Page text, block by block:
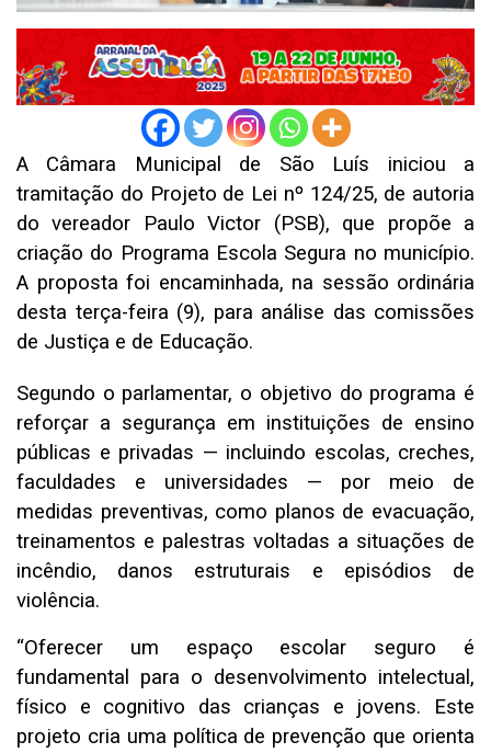
A Câmara Municipal de São Luís iniciou a
tramitação do Projeto de Lei nº 124/25, de autoria
do vereador Paulo Victor (PSB), que propõe a
criação do Programa Escola Segura no município.
A proposta foi encaminhada, na sessão ordinária
desta terça-feira (9), para análise das comissões
de Justiça e de Educação.
Segundo o parlamentar, o objetivo do programa é
reforçar a segurança em instituições de ensino
públicas e privadas — incluindo escolas, creches,
faculdades e universidades — por meio de
medidas preventivas, como planos de evacuação,
treinamentos e palestras voltadas a situações de
incêndio, danos estruturais e episódios de
violência.
“Oferecer um espaço escolar seguro é
fundamental para o desenvolvimento intelectual,
físico e cognitivo das crianças e jovens. Este
projeto cria uma política de prevenção que orienta